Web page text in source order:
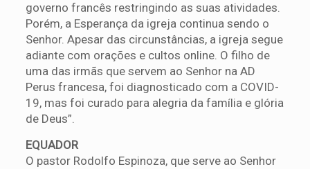
governo francês restringindo as suas atividades.
Porém, a Esperança da igreja continua sendo o
Senhor. Apesar das circunstâncias, a igreja segue
adiante com orações e cultos online. O filho de
uma das irmãs que servem ao Senhor na AD
Perus francesa, foi diagnosticado com a COVID-
19, mas foi curado para alegria da família e glória
de Deus”.
EQUADOR
O pastor Rodolfo Espinoza, que serve ao Senhor